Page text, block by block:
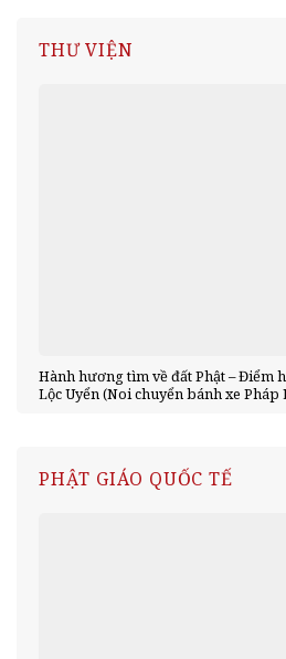
THƯ VIỆN
Hành hương tìm về đất Phật – Điểm
Lộc Uyển (Noi chuyển bánh xe Pháp
PHẬT GIÁO QUỐC TẾ